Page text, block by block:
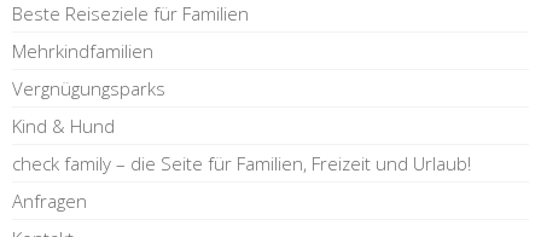
Beste Reiseziele für Familien
Mehrkindfamilien
Vergnügungsparks
Kind & Hund
check family – die Seite für Familien, Freizeit und Urlaub!
Anfragen